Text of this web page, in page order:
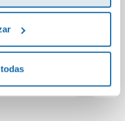
TV 3D
con luz
15,49€